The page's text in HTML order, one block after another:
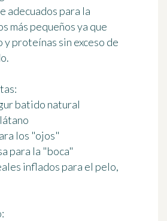
adecuados para la
más pequeños ya que
y proteínas sin exceso de
batido natural
los "ojos"
para la "boca"
inflados para el pelo,